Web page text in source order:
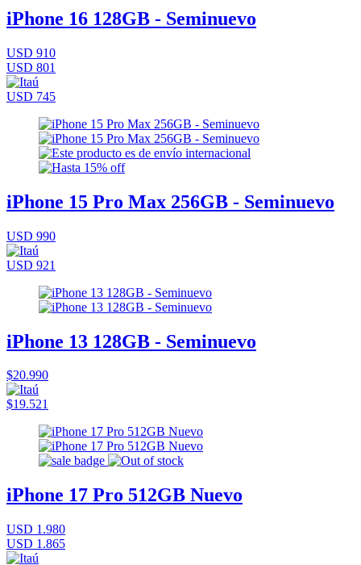
iPhone 16 128GB - Seminuevo
USD 910
USD 801
USD 745
iPhone 15 Pro Max 256GB - Seminuevo
USD 990
USD 921
iPhone 13 128GB - Seminuevo
$20.990
$19.521
iPhone 17 Pro 512GB Nuevo
USD 1.980
USD 1.865